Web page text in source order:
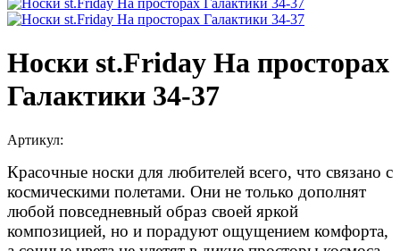
Носки st.Friday На просторах
Галактики 34-37
Артикул:
Красочные носки для любителей всего, что связано с
космическими полетами. Они не только дополнят
любой повседневный образ своей яркой
композицией, но и порадуют ощущением комфорта,